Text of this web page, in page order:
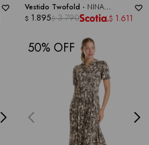
Vestido Twofold - NINA
LEONARD
$ 1.895$ 3.790 $ 1.611
50